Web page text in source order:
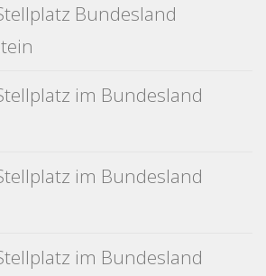
Bundesland
im Bundesland
im Bundesland
im Bundesland